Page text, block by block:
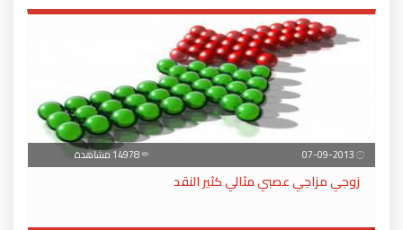
زوجي مزاجي عصبي مثالي كثير النقد